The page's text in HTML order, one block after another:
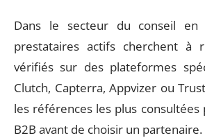
Dans le secteur du conseil en
prestataires actifs cherchent à
vérifiés sur des plateformes
Clutch, Capterra, Appvizer ou
les références les plus consultées
B2B avant de choisir un partenaire.